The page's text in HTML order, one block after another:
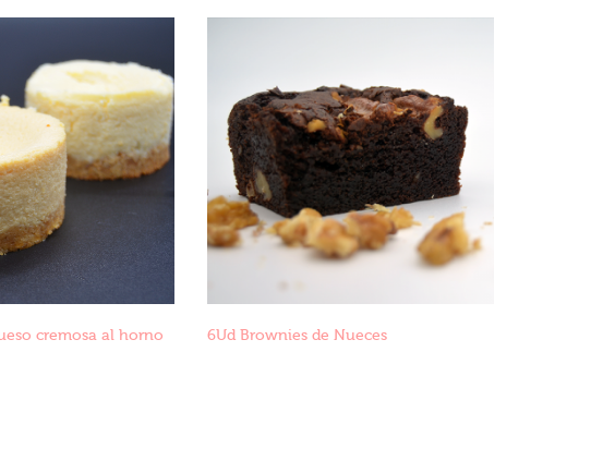
cremosa al horno
6Ud Brownies de Nueces